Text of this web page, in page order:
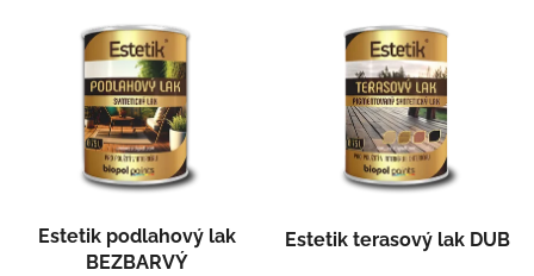
Estetik podlahový lak
BEZBARVÝ
Estetik terasový lak DUB